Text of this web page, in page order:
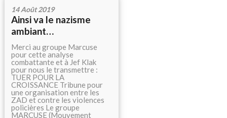
14 Août 2019
Ainsi va le nazisme
ambiant…
Merci au groupe Marcuse
pour cette analyse
combattante et à Jef Klak
pour nous le transmettre :
TUER POUR LA
CROISSANCE Tribune pour
une organisation entre les
ZAD et contre les violences
policières Le groupe
MARCUSE (Mouvement